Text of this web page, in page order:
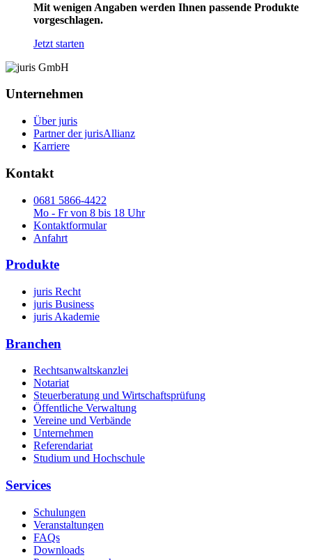
Mit wenigen Angaben werden Ihnen passende Produkte
vorgeschlagen.
Jetzt starten
Unternehmen
Über juris
Partner der jurisAllianz
Karriere
Kontakt
0681 5866-4422
Mo - Fr von 8 bis 18 Uhr
Kontaktformular
Anfahrt
Produkte
juris Recht
juris Business
juris Akademie
Branchen
Rechtsanwaltskanzlei
Notariat
Steuerberatung und Wirtschaftsprüfung
Öffentliche Verwaltung
Vereine und Verbände
Unternehmen
Referendariat
Studium und Hochschule
Services
Schulungen
Veranstaltungen
FAQs
Downloads